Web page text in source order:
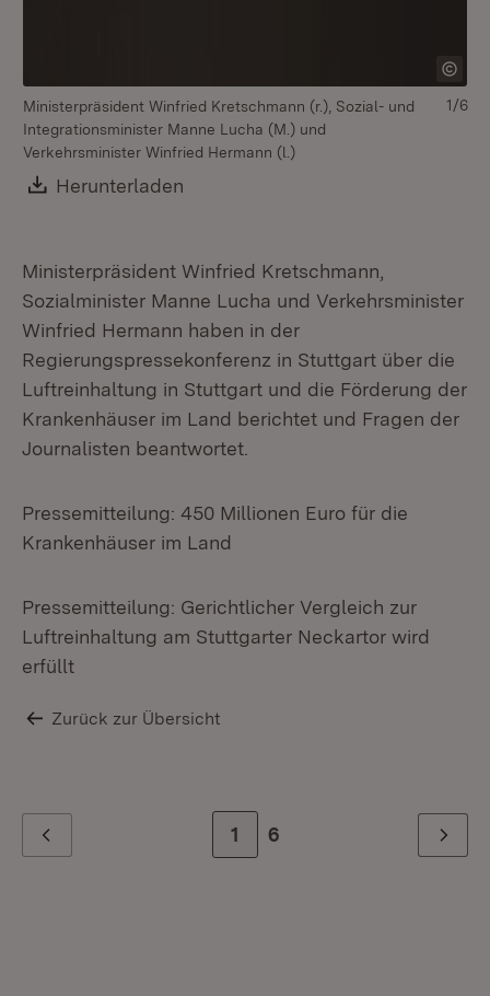
Ministerpräsident Winfried Kretschmann (r.), Sozial- und
Integrationsminister Manne Lucha (M.) und
Verkehrsminister Winfried Hermann (l.)
Download:
Herunterladen
1/6
Ministerpräsident Winfried Kretschmann,
Sozialminister Manne Lucha und Verkehrsminister
Winfried Hermann haben in der
Regierungspressekonferenz in Stuttgart über die
Luftreinhaltung in Stuttgart und die Förderung der
Krankenhäuser im Land berichtet und Fragen der
Journalisten beantwortet.
Pressemitteilung: 450 Millionen Euro für die
Krankenhäuser im Land
Pressemitteilung: Gerichtlicher Vergleich zur
Luftreinhaltung am Stuttgarter Neckartor wird
erfüllt
Zurück zur Übersicht
Zur Seite
1 Zur letzten Seite
6 Weiter